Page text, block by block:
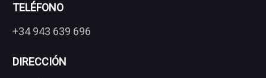
TELÉFONO
+34 943 639 696
DIRECCIÓN